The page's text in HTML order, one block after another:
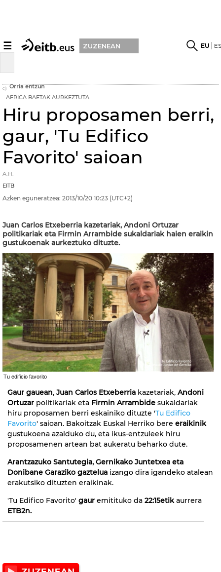
☰ ZUZENEAN EU
Orria entzun
AFRICA BAETAK AURKEZTUTA
Hiru proposamen berri,
gaur, 'Tu Edifico
Favorito' saioan
A.H.
EITB
Azken eguneratzea: 2013/10/20 10:23 (UTC+2)
Juan Carlos Etxeberria kazetariak, Andoni Ortuzar
politikariak eta Firmin Arrambide sukaldariak haien eraikin
gustukoenak aurkeztuko dituzte.
Tu edificio favorito
Gaur gauean, Juan Carlos Etxeberria kazetariak, Andoni
Ortuzar politikariak eta Firmin Arrambide sukaldariak
hiru proposamen berri eskainiko dituzte 'Tu Edifico
Favorito' saioan. Bakoitzak Euskal Herriko bere eraikinik
gustukoena azalduko du, eta ikus-entzuleek hiru
proposamenen artean bat aukeratu beharko dute.
Arantzazuko Santutegia, Gernikako Juntetxea eta
Donibane Garaziko gaztelua izango dira igandeko atalean
erakutsiko dituzten eraikinak.
'Tu Edifico Favorito' gaur emitituko da 22:15etikaurrera
ETB2n.